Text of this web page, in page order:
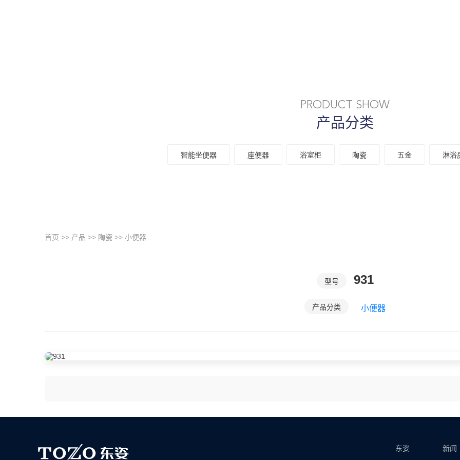
PRODUCT SHOW
产品分类
智能坐便器 座便器 浴室柜 陶瓷 五金 淋浴
首页 >> 产品 >> 陶瓷 >> 小便器
型号 931
产品分类 小便器
东姿 新闻